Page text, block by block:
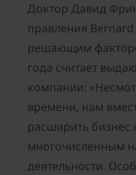
Доктор Давид
правления
решающим
года считает
компании:
времени, нам
расширить
многочисленным
деятельности.